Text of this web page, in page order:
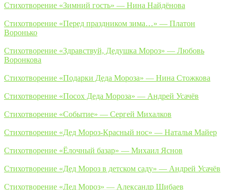
Стихотворение «Зимний гость» — Нина Найдёнова
Стихотворение «Перед праздником зима…» — Платон
Воронько
Стихотворение «Здравствуй, Дедушка Мороз» — Любовь
Воронкова
Стихотворение «Подарки Деда Мороза» — Нина Стожкова
Стихотворение «Посох Деда Мороза» — Андрей Усачёв
Стихотворение «Событие» — Сергей Михалков
Стихотворение «Дед Мороз-Красный нос» — Наталья Майер
Стихотворение «Ёлочный базар» — Михаил Яснов
Стихотворение «Дед Мороз в детском саду» — Андрей Усачёв
Стихотворение «Дед Мороз» — Александр Шибаев